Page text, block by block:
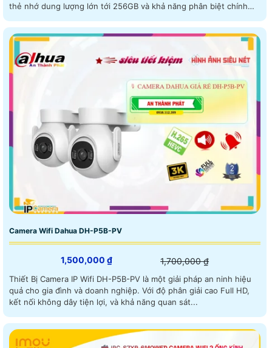
thẻ nhớ dung lượng lớn tới 256GB và khả năng phân biệt chính
minh
Camera Wifi Dahua DH-P5B-PV
1,500,000 ₫ 1,700,000 ₫
Thiết Bị Camera IP Wifi DH-P5B-PV là một giải pháp an ninh hiệu
quả cho gia đình và doanh nghiệp. Với độ phân giải cao Full HD,
kết nối không dây tiện lợi, và khả năng quan sát...